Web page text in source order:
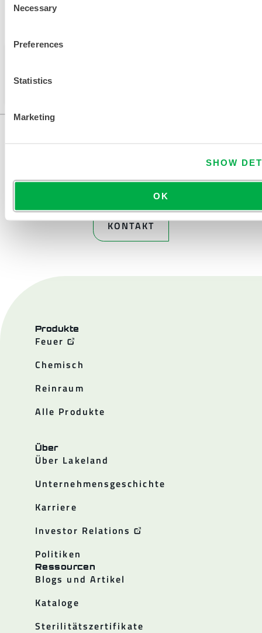
Selection
Necessary
Preferences
Statistics
Marketing
SHOW
OK
KONTAKT
Produkte
Feuer
Chemisch
Reinraum
Alle Produkte
Über
Über Lakeland
Unternehmensgeschichte
Karriere
Investor Relations
Politiken
Ressourcen
Blogs und Artikel
Kataloge
Sterilitätszertifikate